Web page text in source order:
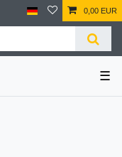
0,00 EUR
☰